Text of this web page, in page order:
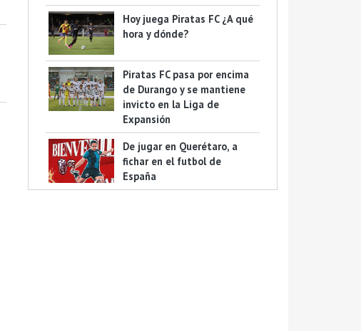
Hoy juega Piratas FC ¿A qué
hora y dónde?
Piratas FC pasa por encima
de Durango y se mantiene
invicto en la Liga de
Expansión
De jugar en Querétaro, a
fichar en el futbol de
España